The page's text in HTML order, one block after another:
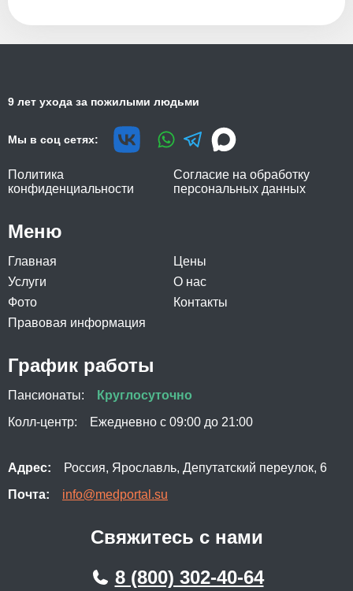
9 лет ухода за пожилыми людьми
Мы в соц сетях:
Политика
конфиденциальности
Согласие на обработку
персональных данных
Меню
Главная
Цены
Услуги
О нас
Фото
Контакты
Правовая информация
График работы
Пансионаты:
Круглосуточно
Колл-центр:
Ежедневно с 09:00 до 21:00
Адрес:
Россия, Ярославль, Депутатский переулок, 6
Почта:
info@medportal.su
Свяжитесь с нами
8 (800) 302-40-64